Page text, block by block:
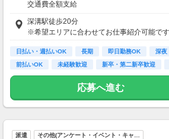
交通費全額支給
即払い制度有
深溝駅徒歩20分
※希望エリアに合わせてお仕事紹介可能です
日払い・週払いOK 長期 即日勤務OK 深夜
前払いOK
未経験歓迎 新卒・第二新卒歓迎
応募へ進む
派遣 その他(アンケート・イベント・キャ…